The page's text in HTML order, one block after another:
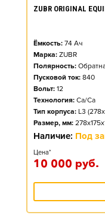
ZUBR ORIGINAL
Ёмкость: 74 Ач
Марка: ZUBR
Полярность:
Пусковой ток: 840
Вольт: 12
Технология: Ca/Ca
Тип корпуса: L3
Размер, мм:
Наличие: Под
Цена*
10 000 руб.